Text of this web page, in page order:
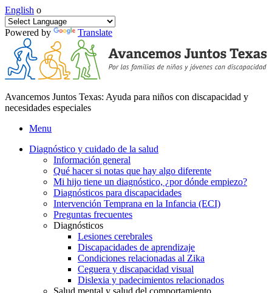
English o
Powered by Translate
Avancemos Juntos Texas: Ayuda para niños con discapacidad y
necesidades especiales
Menu
Diagnóstico y cuidado de la salud
Información general
Qué hacer si notas que hay algo diferente
Mi hijo tiene un diagnóstico, ¿por dónde empiezo?
Diagnósticos para discapacidades
Intervención Temprana en la Infancia (ECI)
Preguntas frecuentes
Diagnósticos
Lesiones cerebrales
Discapacidades de aprendizaje
Condiciones relacionadas al Zika
Ceguera y discapacidad visual
Dislexia y padecimientos relacionados
Salud mental y salud del comportamiento